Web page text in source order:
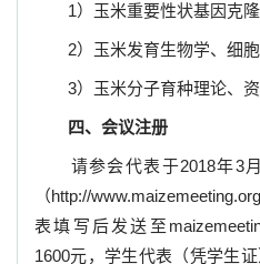
1）玉米重要性状基因克
2）玉米发育生物学、细
3）玉米分子育种理论、
四、会议注册
请参会代表于2018年3月
（http://www.maizemeeting.org
表填写后发送至
1600元，学生代表（凭学生证